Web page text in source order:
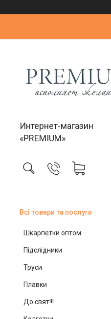
Интернет-магазин
«PREMIUM»
Всі товари та послуги
Шкарпетки оптом
Підслідники
Труси
Плавки
До свят!!!